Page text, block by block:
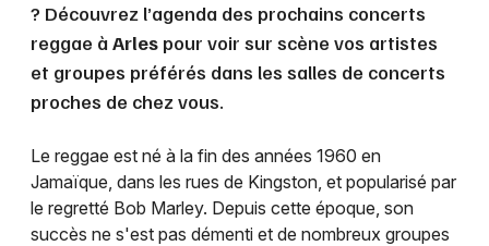
? Découvrez l’agenda des prochains concerts
reggae à Arles pour voir sur scène vos artistes
et groupes préférés dans les salles de concerts
proches de chez vous.
Le reggae est né à la fin des années 1960 en
Jamaïque, dans les rues de Kingston, et popularisé par
le regretté Bob Marley. Depuis cette époque, son
succès ne s'est pas démenti et de nombreux groupes